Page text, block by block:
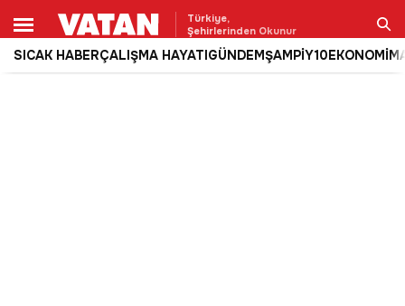
Türkiye,
Şehirlerinden Okunur
SICAK HABERÇALIŞMA HAYATIGÜNDEMŞAMPİY10EKONOMİ
Ara